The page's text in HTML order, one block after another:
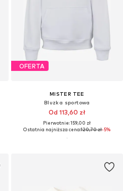
OFERTA
MISTER TEE
Bluzka sportowa
Od 113,60 zł
Pierwotnie: 159,00 zł
Ostatnia najniższa cena:120,70 zł-5%